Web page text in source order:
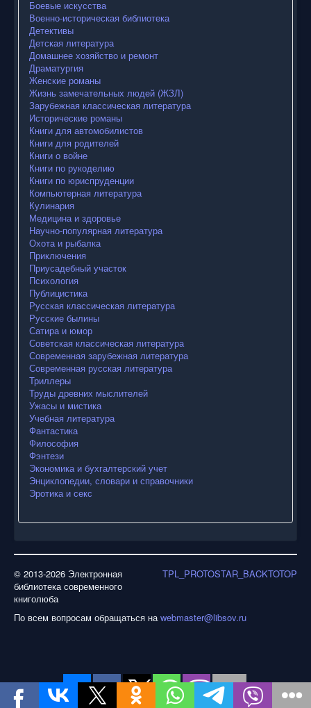
Боевые искусства
Военно-историческая библиотека
Детективы
Детская литература
Домашнее хозяйство и ремонт
Драматургия
Женские романы
Жизнь замечательных людей (ЖЗЛ)
Зарубежная классическая литература
Исторические романы
Книги для автомобилистов
Книги для родителей
Книги о войне
Книги по рукоделию
Книги по юриспруденции
Компьютерная литература
Кулинария
Медицина и здоровье
Научно-популярная литература
Охота и рыбалка
Приключения
Приусадебный участок
Психология
Публицистика
Русская классическая литература
Русские былины
Сатира и юмор
Советская классическая литература
Современная зарубежная литература
Современная русская литература
Триллеры
Труды древних мыслителей
Ужасы и мистика
Учебная литература
Фантастика
Философия
Фэнтези
Экономика и бухгалтерский учет
Энциклопедии, словари и справочники
Эротика и секс
TPL_PROTOSTAR_BACKTOTOP
© 2013-2026 Электронная
библиотека современного
книголюба
По всем вопросам обращаться на webmaster@libsov.ru